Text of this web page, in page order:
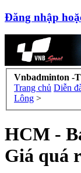
Đăng nhập
Vnbadminton -
Trang chủ Diễn
Lông >
HCM -
Giá quá